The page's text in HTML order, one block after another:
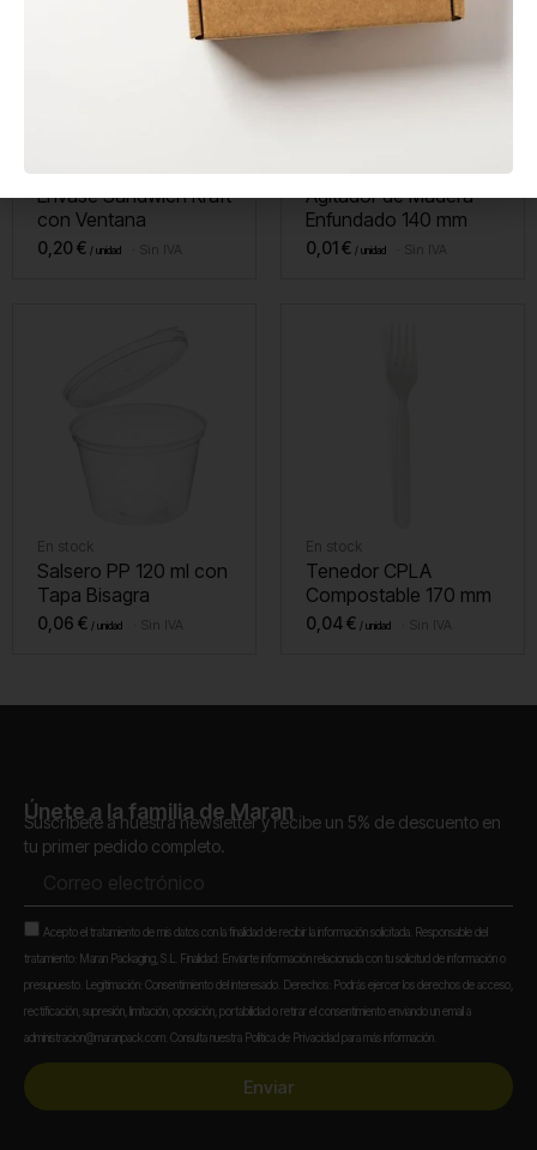
En stock
Envase Sándwich Kraft
con Ventana
0,20 € Sin IVA
En stock
Agitador de Madera
Enfundado 140 mm
0,01€ Sin IVA
En stock
Salsero PP 120 ml con
Tapa Bisagra
0,06 € Sin IVA
En stock
Tenedor CPLA
Compostable 170 mm
0,04€ Sin IVA
Únete a la familia de Maran
Suscríbete a nuestra newsletter y recibe un 5% de descuento en
tu primer pedido completo.
electrónico
Aceptación
Acepto el tratamiento de mis datos con la finalidad de recibir la información solicitada. Responsable del
tratamiento: Maran Packaging, S.L. Finalidad: Enviarte información relacionada con tu solicitud de información o
presupuesto. Legitimación: Consentimiento del interesado. Derechos: Podrás ejercer los derechos de acceso,
rectificación, supresión, limitación, oposición, portabilidad o retirar el consentimiento enviando un email a
administracion@maranpack.com. Consulta nuestra Política de Privacidad para más información.
Enviar